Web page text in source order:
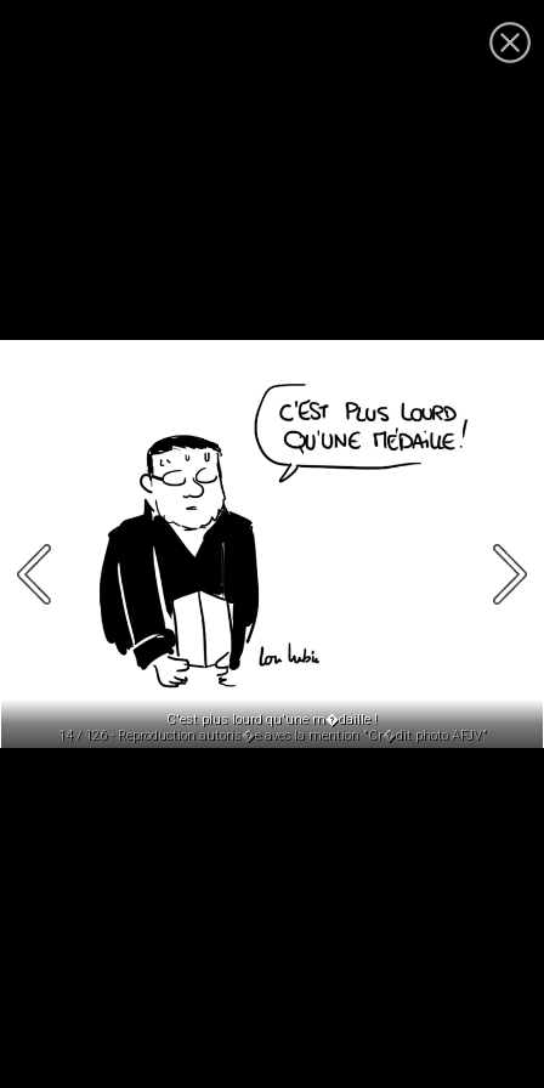
C'est plus lourd qu'une m�daille !
14 / 126 - Reproduction autoris�e avec la mention "Cr�dit photo AFJV"